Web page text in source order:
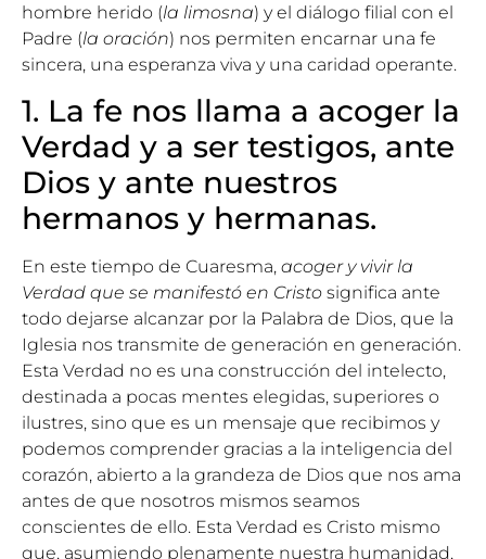
hombre herido (la limosna) y el diálogo filial con el
Padre (la oración) nos permiten encarnar una fe
sincera, una esperanza viva y una caridad operante.
1. La fe nos llama a acoger la
Verdad y a ser testigos, ante
Dios y ante nuestros
hermanos y hermanas.
En este tiempo de Cuaresma, acoger y vivir la
Verdad que se manifestó en Cristo significa ante
todo dejarse alcanzar por la Palabra de Dios, que la
Iglesia nos transmite de generación en generación.
Esta Verdad no es una construcción del intelecto,
destinada a pocas mentes elegidas, superiores o
ilustres, sino que es un mensaje que recibimos y
podemos comprender gracias a la inteligencia del
corazón, abierto a la grandeza de Dios que nos ama
antes de que nosotros mismos seamos
conscientes de ello. Esta Verdad es Cristo mismo
que, asumiendo plenamente nuestra humanidad,